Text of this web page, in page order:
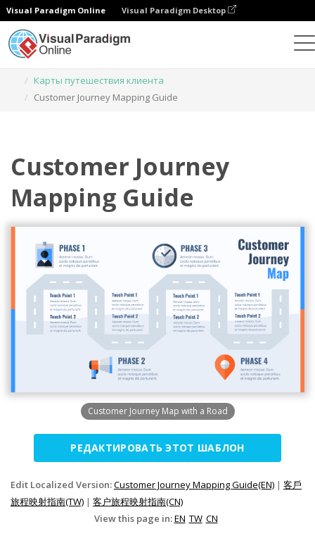
Visual Paradigm Online Visual Paradigm Desktop
Карты путешествия клиента
Customer Journey Mapping Guide
Customer Journey
Mapping Guide
Customer Journey Map with a Road
РЕДАКТИРОВАТЬ ЭТОТ ШАБЛОН
Edit Localized Version:Customer Journey Mapping Guide(EN) | 客戶
旅程映射指南(TW) | 客户旅程映射指南(CN)
View this page in:EN TW CN